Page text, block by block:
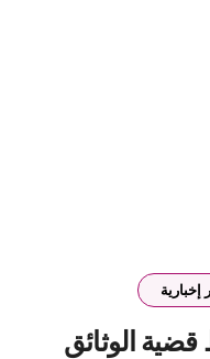
إخبارية
قضية الوثائق